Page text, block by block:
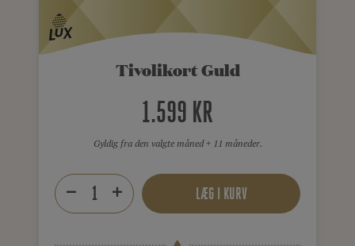
Tivolikort Guld
1.599 KR
Gyldig fra den valgte måned + 11 måneder.
LÆG I KURV